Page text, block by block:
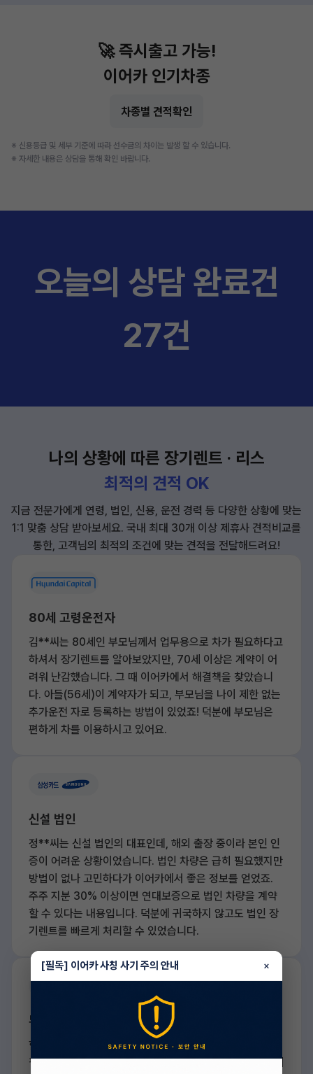
🚀 즉시출고 가능!
이어카 인기차종
차종별 견적확인
※ 신용등급 및 세부 기준에 따라 선수금의 차이는 발생 할 수 있습니다.
※ 자세한 내용은 상담을 통해 확인 바랍니다.
오늘의 상담 완료건
27건
나의 상황에 따른 장기렌트 · 리스
최적의 견적 OK
지금 전문가에게 연령, 법인, 신용, 운전 경력 등 다양한 상황에 맞는
1:1 맞춤 상담 받아보세요. 국내 최대 30개 이상 제휴사 견적비교를
통한, 고객님의 최적의 조건에 맞는 견적을 전달해드려요!
80세 고령운전자
김**씨는 80세인 부모님께서 업무용으로 차가 필요하다고
하셔서 장기렌트를 알아보았지만, 70세 이상은 계약이 어
려워 난감했습니다. 그 때 이어카에서 해결책을 찾았습니
다. 아들(56세)이 계약자가 되고, 부모님을 나이 제한 없는
추가운전 자로 등록하는 방법이 있었죠! 덕분에 부모님은
편하게 차를 이용하시고 있어요.
신설 법인
정**씨는 신설 법인의 대표인데, 해외 출장 중이라 본인 인
증이 어려운 상황이었습니다. 법인 차량은 급히 필요했지만
방법이 없나 고민하다가 이어카에서 좋은 정보를 얻었죠.
주주 지분 30% 이상이면 연대보증으로 법인 차량을 계약
할 수 있다는 내용입니다. 덕분에 귀국하지 않고도 법인 장
기렌트를 빠르게 처리할 수 있었습니다.
무직자(개인/일반)
한**씨는 새 직장을 찾고 있던 취준생이었지만, 당장 차가
필요했습니다. 무직이라 걱정했지만 신용 점수가 800점 이
[필독] 이어카 사칭 사기 주의 안내 ×